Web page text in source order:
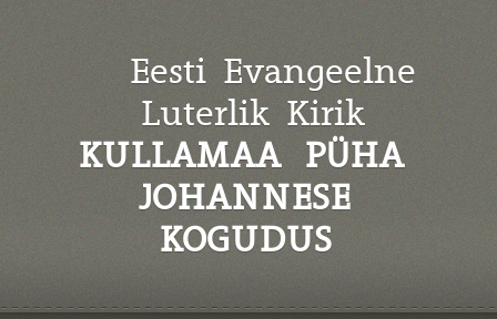
Eesti Evangeelne
Luterlik Kirik
KULLAMAA PÜHA
JOHANNESE
KOGUDUS